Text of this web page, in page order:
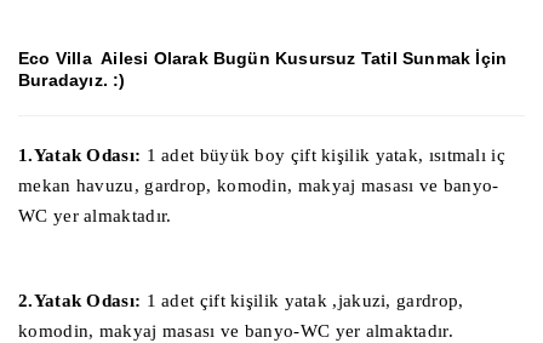
Eco Villa Ailesi Olarak Bugün Kusursuz Tatil Sunmak İçin
Buradayız. :)
1.Yatak Odası: 1 adet büyük boy çift kişilik yatak, ısıtmalı iç
mekan havuzu, gardrop, komodin, makyaj masası ve banyo-
WC yer almaktadır.
2.Yatak Odası: 1 adet çift kişilik yatak ,jakuzi, gardrop,
komodin, makyaj masası ve banyo-WC yer almaktadır.